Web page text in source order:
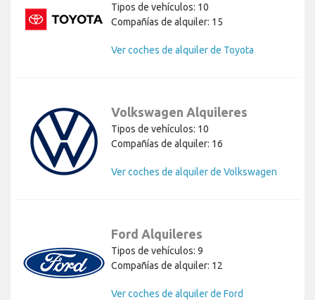
Tipos de vehículos: 10
Compañías de alquiler: 15
Ver coches de alquiler de Toyota
Volkswagen Alquileres
Tipos de vehículos: 10
Compañías de alquiler: 16
Ver coches de alquiler de Volkswagen
Ford Alquileres
Tipos de vehículos: 9
Compañías de alquiler: 12
Ver coches de alquiler de Ford